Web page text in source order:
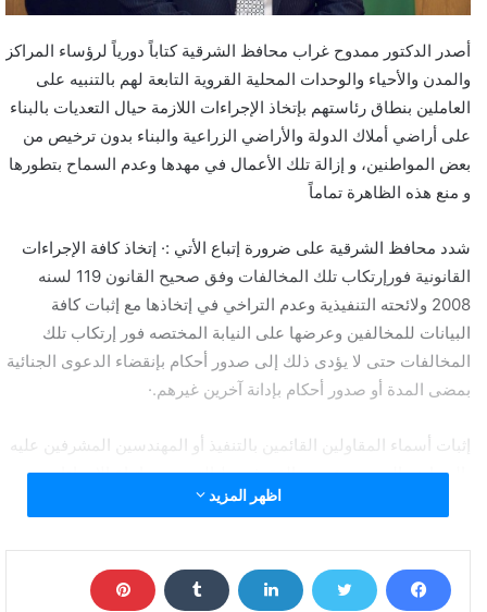
أصدر الدكتور ممدوح غراب محافظ الشرقية كتاباً دورياً لرؤساء المراكز
والمدن والأحياء والوحدات المحلية القروية التابعة لهم بالتنبيه على
العاملين بنطاق رئاستهم بإتخاذ الإجراءات اللازمة حيال التعديات بالبناء
على أراضي أملاك الدولة والأراضي الزراعية والبناء بدون ترخيص من
بعض المواطنين، و إزالة تلك الأعمال في مهدها وعدم السماح بتطورها
و منع هذه الظاهرة تماماً
شدد محافظ الشرقية على ضرورة إتباع الأتي :· إتخاذ كافة الإجراءات
القانونية فورإرتكاب تلك المخالفات وفق صحيح القانون 119 لسنه
2008 ولائحته التنفيذية وعدم التراخي في إتخاذها مع إثبات كافة
البيانات للمخالفين وعرضها على النيابة المختصه فور إرتكاب تلك
المخالفات حتى لا يؤدى ذلك إلى صدور أحكام بإنقضاء الدعوى الجنائية
بمضى المدة أو صدور أحكام بإدانة آخرين غيرهم.·
إثبات أسماء المقاولين القائمين بالتنفيذ أو المهندسين المشرفين عليه
بالمحاضر المحرره عن مخالفة شروط الترخيص وإتباع الإجراءات
القانونية لإعلان المخالفين والمقاولين والمهندسين بقرارات إيقاف
القائمين بالتنفيذ أو المهندسين المشرفين عليه بالمحاضر المحرره عن
مخالفة شروط الترخيص وإتباع الإجراءات القانونية لإعلان المخالفين
اظهر المزيد